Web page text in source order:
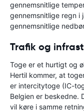
gennemsnitlige
gennemsnitlige regn i
gennemsnitlige
Trafik og
Toge er et hurtigt og
Hertil kommer, at
er intercitytoge (IC-
Belgien er beskedne.
vil køre i samme